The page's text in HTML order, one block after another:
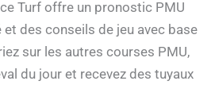
Turf offre un pronostic PMU
des conseils de jeu avec base
sur les autres courses PMU,
du jour et recevez des tuyaux